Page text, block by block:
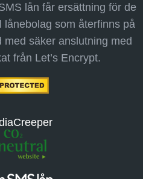
lån får ersättning för de
som återfinns på
med säker anslutning med
från Let’s Encrypt.